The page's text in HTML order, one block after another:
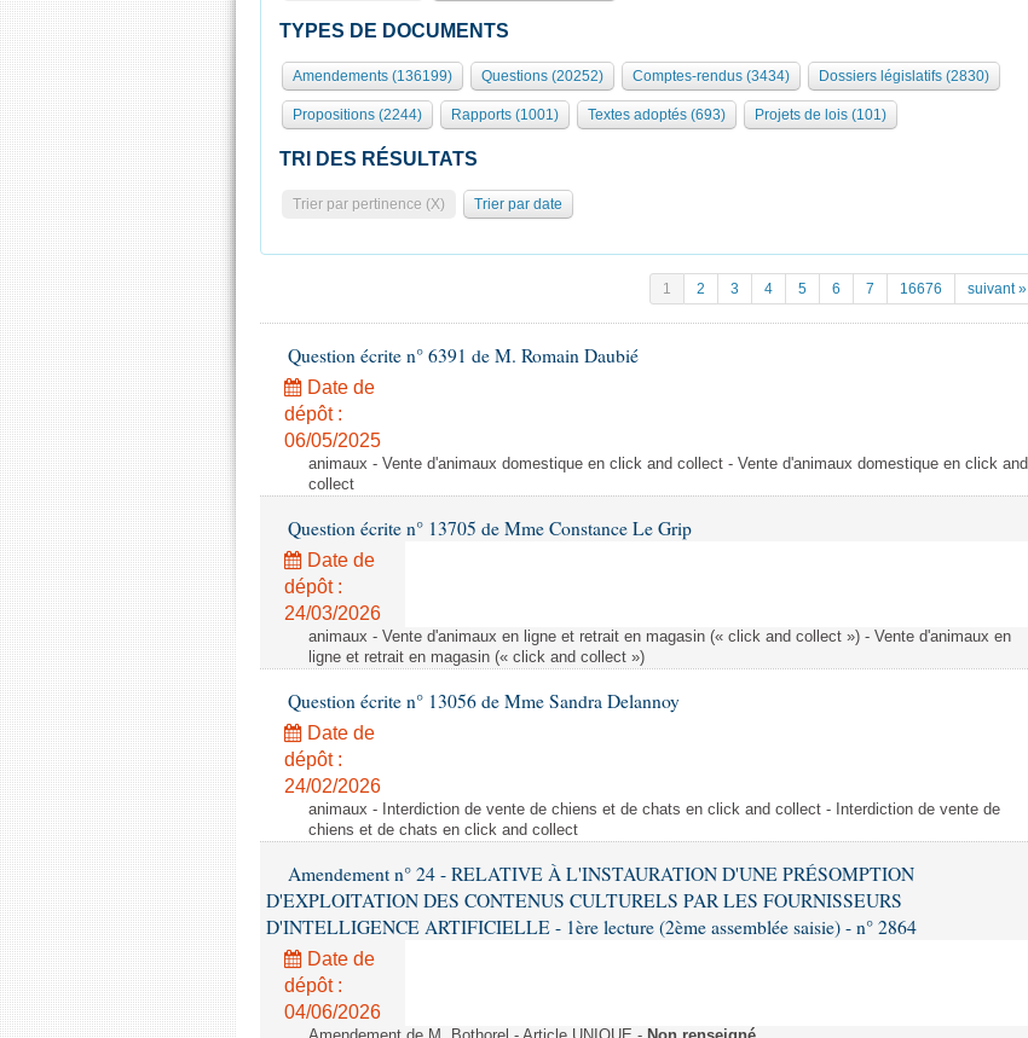
TYPES DE DOCUMENTS
Amendements (136199) Questions (20252) Comptes-rendus (3434) Dossiers législatifs (2830)
Propositions (2244) Rapports (1001) Textes adoptés (693) Projets de lois (101)
TRI DES RÉSULTATS
Trier par pertinence (X) Trier par date
1 2 3 4 5 6 7 16676 suivant »
Question écrite n° 6391 de M. Romain Daubié
Date de
dépôt :
06/05/2025
animaux - Vente d'animaux domestique en click and collect - Vente d'animaux domestique en click and
collect
Question écrite n° 13705 de Mme Constance Le Grip
Date de
dépôt :
24/03/2026
animaux - Vente d'animaux en ligne et retrait en magasin (« click and collect ») - Vente d'animaux en
ligne et retrait en magasin (« click and collect »)
Question écrite n° 13056 de Mme Sandra Delannoy
Date de
dépôt :
24/02/2026
animaux - Interdiction de vente de chiens et de chats en click and collect - Interdiction de vente de
chiens et de chats en click and collect
Amendement n° 24 - RELATIVE À L'INSTAURATION D'UNE PRÉSOMPTION
D'EXPLOITATION DES CONTENUS CULTURELS PAR LES FOURNISSEURS
D'INTELLIGENCE ARTIFICIELLE - 1ère lecture (2ème assemblée saisie) - n° 2864
Date de
dépôt :
04/06/2026